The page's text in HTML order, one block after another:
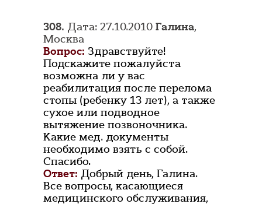
308. Дата: 27.10.2010 Галина,
Москва
Вопрос: Здравствуйте!
Подскажите пожалуйста
возможна ли у вас
реабилитация после перелома
стопы (ребенку 13 лет), а также
сухое или подводное
вытяжение позвоночника.
Какие мед. документы
необходимо взять с собой.
Спасибо.
Ответ: Добрый день, Галина.
Все вопросы, касающиеся
медицинского обслуживания,